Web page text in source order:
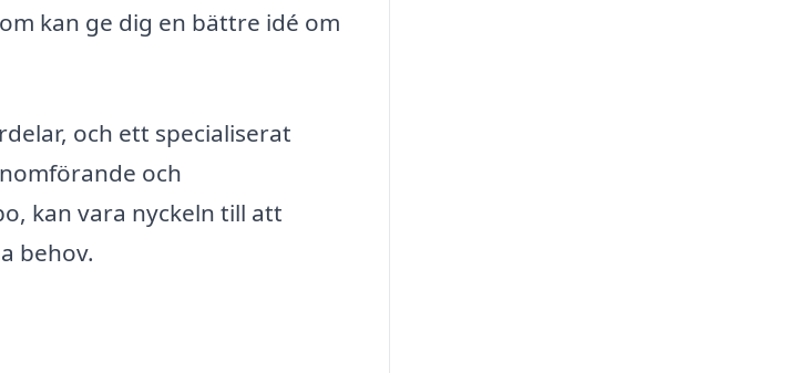
kan ge dig en bättre idé om
och ett specialiserat
och
kan vara nyckeln till att
behov.